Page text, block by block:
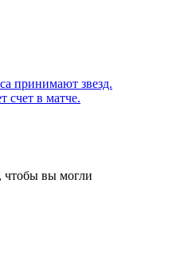
принимают звезд.
счет в матче.
, чтобы вы могли